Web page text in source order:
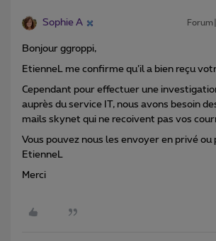
Sophie A
Bonjour ggroppi,
EtienneL me confirme qu’il a bien reçu
Cependant pour effectuer une
auprès du service IT, nous avons besoin
mails skynet qui ne recoivent pas vos
Vous pouvez nous les envoyer en privé
EtienneL
Merci